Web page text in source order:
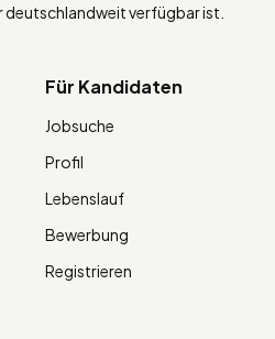
verfügbar ist.
Für Kandidaten
Jobsuche
Profil
Lebenslauf
Bewerbung
Registrieren